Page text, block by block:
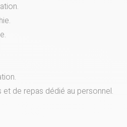
de repas dédié au personnel.